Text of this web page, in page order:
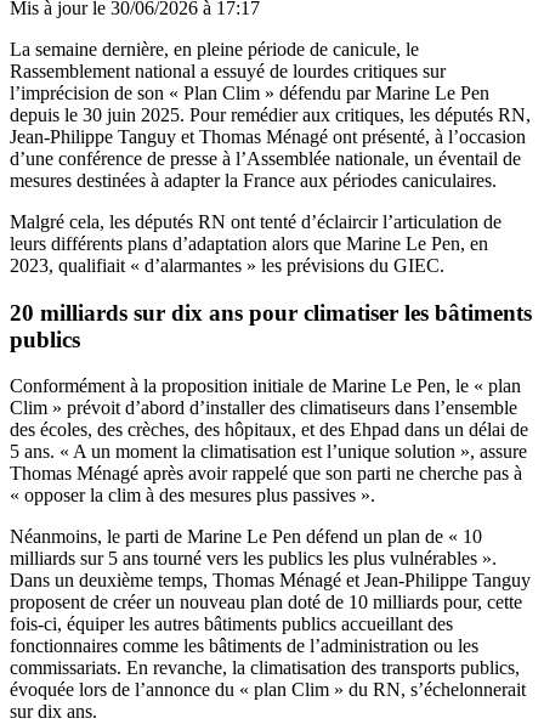
Mis à jour le 30/06/2026 à 17:17
La semaine dernière, en pleine période de canicule, le
Rassemblement national a essuyé de lourdes critiques sur
l’imprécision de son « Plan Clim » défendu par Marine Le Pen
depuis le 30 juin 2025. Pour remédier aux critiques, les députés RN,
Jean-Philippe Tanguy et Thomas Ménagé ont présenté, à l’occasion
d’une conférence de presse à l’Assemblée nationale, un éventail de
mesures destinées à adapter la France aux périodes caniculaires.
Malgré cela, les députés RN ont tenté d’éclaircir l’articulation de
leurs différents plans d’adaptation alors que Marine Le Pen, en
2023, qualifiait « d’alarmantes » les prévisions du GIEC.
20 milliards sur dix ans pour climatiser les bâtiments
publics
Conformément à la proposition initiale de Marine Le Pen, le « plan
Clim » prévoit d’abord d’installer des climatiseurs dans l’ensemble
des écoles, des crèches, des hôpitaux, et des Ehpad dans un délai de
5 ans. « A un moment la climatisation est l’unique solution », assure
Thomas Ménagé après avoir rappelé que son parti ne cherche pas à
« opposer la clim à des mesures plus passives ».
Néanmoins, le parti de Marine Le Pen défend un plan de « 10
milliards sur 5 ans tourné vers les publics les plus vulnérables ».
Dans un deuxième temps, Thomas Ménagé et Jean-Philippe Tanguy
proposent de créer un nouveau plan doté de 10 milliards pour, cette
fois-ci, équiper les autres bâtiments publics accueillant des
fonctionnaires comme les bâtiments de l’administration ou les
commissariats. En revanche, la climatisation des transports publics,
évoquée lors de l’annonce du « plan Clim » du RN, s’échelonnerait
sur dix ans.